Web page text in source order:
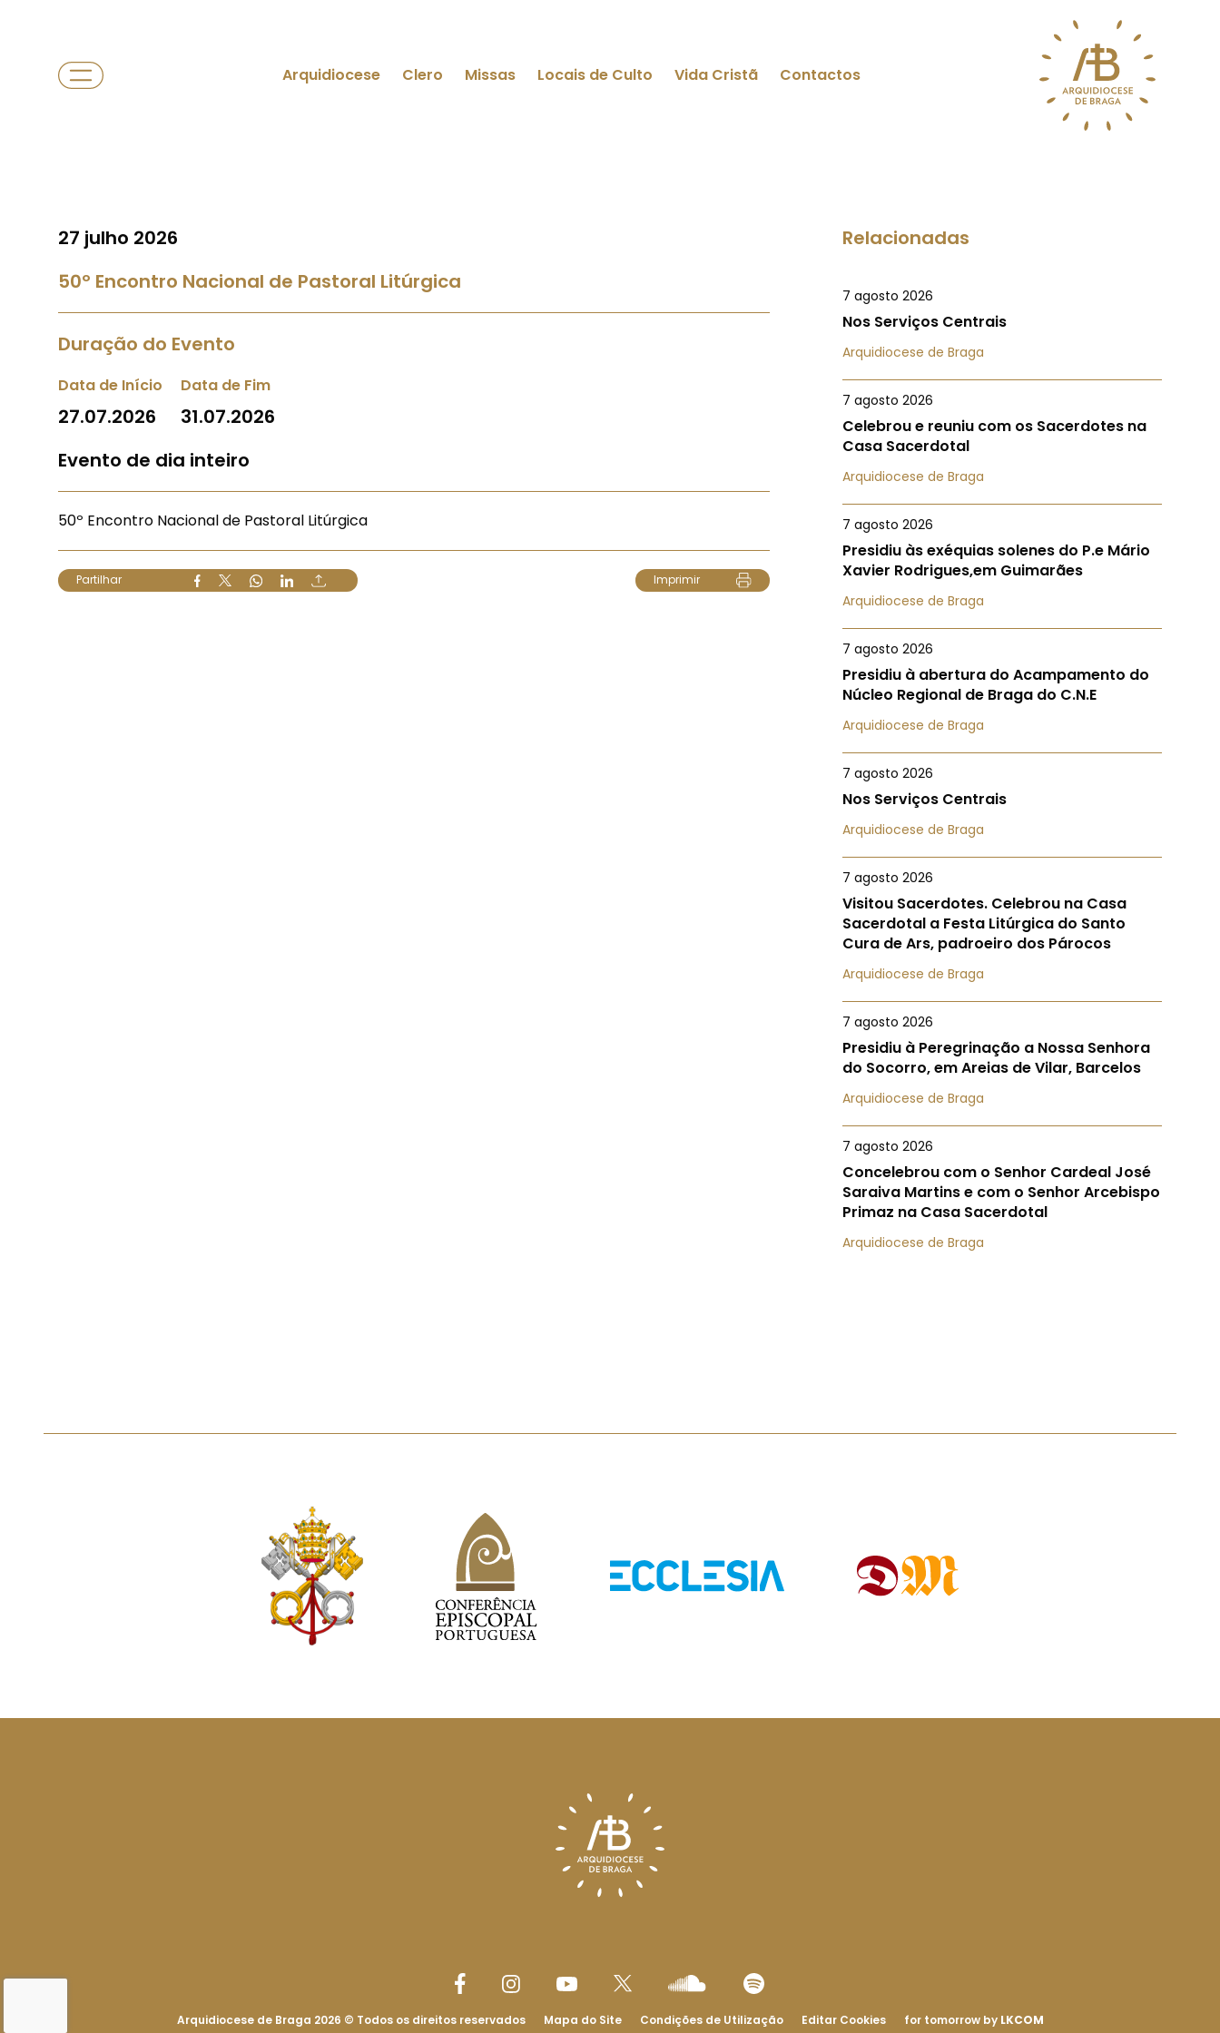
Arquidiocese Clero Missas Locais de Culto Vida Cristã Contactos
27 julho 2026
50º Encontro Nacional de Pastoral Litúrgica
Duração do Evento
Data de Início
27.07.2026
Data de Fim
31.07.2026
Evento de dia inteiro
50º Encontro Nacional de Pastoral Litúrgica
Partilhar Imprimir
Relacionadas
7 agosto 2026
Nos Serviços Centrais
Arquidiocese de Braga
7 agosto 2026
Celebrou e reuniu com os Sacerdotes na
Casa Sacerdotal
Arquidiocese de Braga
7 agosto 2026
Presidiu às exéquias solenes do P.e Mário
Xavier Rodrigues,em Guimarães
Arquidiocese de Braga
7 agosto 2026
Presidiu à abertura do Acampamento do
Núcleo Regional de Braga do C.N.E
Arquidiocese de Braga
7 agosto 2026
Nos Serviços Centrais
Arquidiocese de Braga
7 agosto 2026
Visitou Sacerdotes. Celebrou na Casa
Sacerdotal a Festa Litúrgica do Santo
Cura de Ars, padroeiro dos Párocos
Arquidiocese de Braga
7 agosto 2026
Presidiu à Peregrinação a Nossa Senhora
do Socorro, em Areias de Vilar, Barcelos
Arquidiocese de Braga
7 agosto 2026
Concelebrou com o Senhor Cardeal José
Saraiva Martins e com o Senhor Arcebispo
Primaz na Casa Sacerdotal
Arquidiocese de Braga
Arquidiocese de Braga 2026 © Todos os direitos reservados Mapa do Site Condições de Utilização Editar Cookies for tomorrow by LKCOM